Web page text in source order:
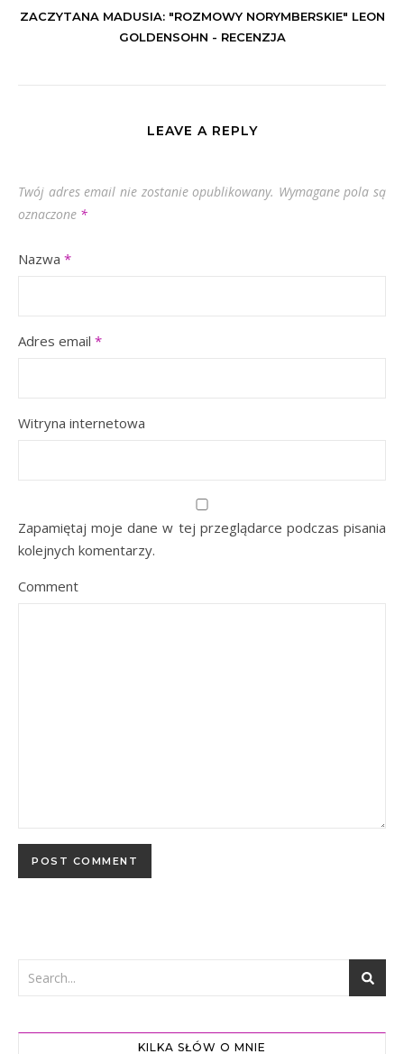
ZACZYTANA MADUSIA: "ROZMOWY NORYMBERSKIE" LEON
GOLDENSOHN - RECENZJA
LEAVE A REPLY
Twój adres email nie zostanie opublikowany. Wymagane pola są
oznaczone *
Nazwa *
Adres email *
Witryna internetowa
Zapamiętaj moje dane w tej przeglądarce podczas pisania
kolejnych komentarzy.
Comment
KILKA SŁÓW O MNIE